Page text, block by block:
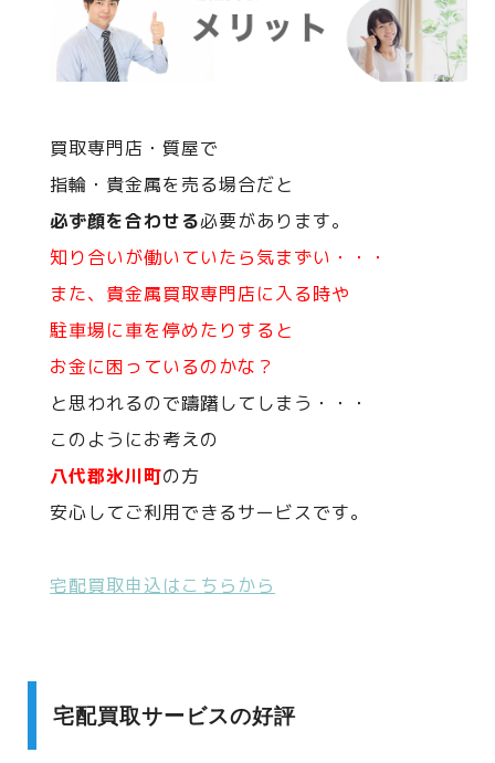
買取専門店・質屋で
指輪・貴金属を売る場合だと
必ず顔を合わせる必要があります。
知り合いが働いていたら気まずい・・・
また、貴金属買取専門店に入る時や
駐車場に車を停めたりすると
お金に困っているのかな？
と思われるので躊躇してしまう・・・
このようにお考えの
八代郡氷川町の方
安心してご利用できるサービスです。
宅配買取申込はこちらから
宅配買取サービスの好評